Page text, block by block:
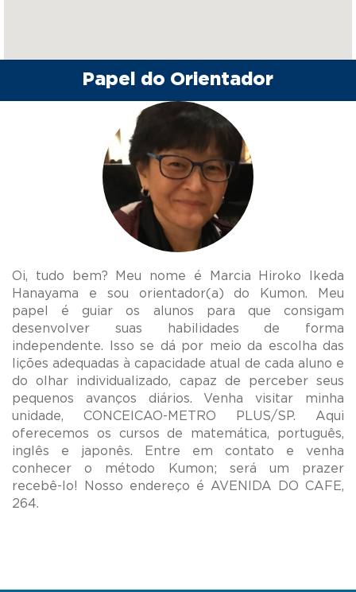
Papel do Orientador
Oi, tudo bem? Meu nome é Marcia Hiroko Ikeda
Hanayama e sou orientador(a) do Kumon. Meu
papel é guiar os alunos para que consigam
desenvolver suas habilidades de forma
independente. Isso se dá por meio da escolha das
lições adequadas à capacidade atual de cada aluno e
do olhar individualizado, capaz de perceber seus
pequenos avanços diários. Venha visitar minha
unidade, CONCEICAO-METRO PLUS/SP. Aqui
oferecemos os cursos de matemática, português,
inglês e japonês. Entre em contato e venha
conhecer o método Kumon; será um prazer
recebê-lo! Nosso endereço é AVENIDA DO CAFE,